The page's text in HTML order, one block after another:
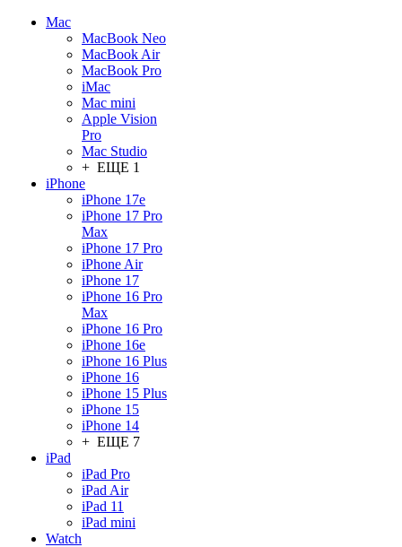
Mac
MacBook Neo
MacBook Air
MacBook Pro
iMac
Mac mini
Apple Vision
Pro
Mac Studio
+ ЕЩЕ 1
iPhone
iPhone 17e
iPhone 17 Pro
Max
iPhone 17 Pro
iPhone Air
iPhone 17
iPhone 16 Pro
Max
iPhone 16 Pro
iPhone 16e
iPhone 16 Plus
iPhone 16
iPhone 15 Plus
iPhone 15
iPhone 14
+ ЕЩЕ 7
iPad
iPad Pro
iPad Air
iPad 11
iPad mini
Watch